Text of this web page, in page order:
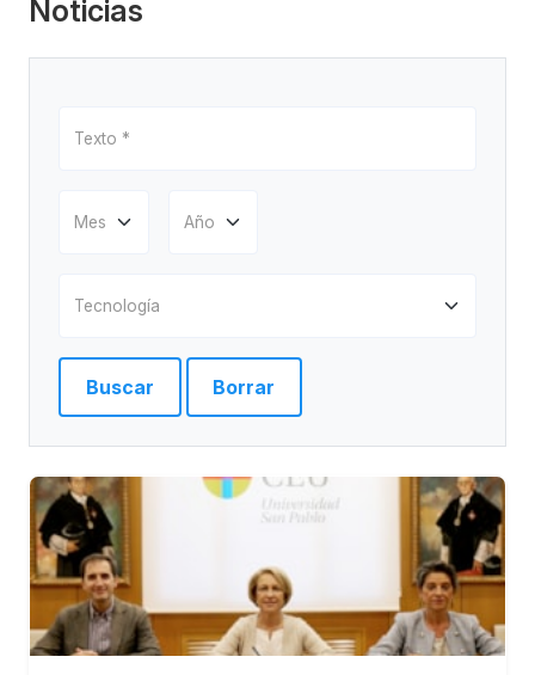
Noticias
Buscar Borrar